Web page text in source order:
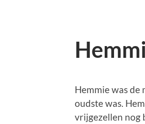
Hemmie was
oudste was.
vrijgezellen nog